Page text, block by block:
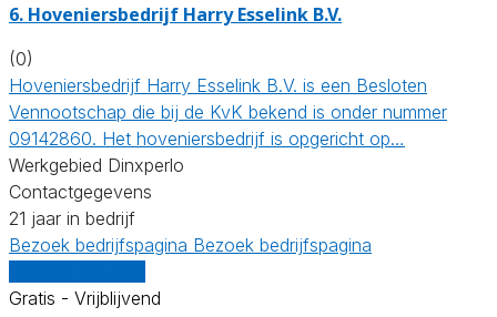
6. Hoveniersbedrijf Harry Esselink B.V.
(0)
Hoveniersbedrijf Harry Esselink B.V. is een Besloten
Vennootschap die bij de KvK bekend is onder nummer
09142860. Het hoveniersbedrijf is opgericht op…
Werkgebied Dinxperlo
Contactgegevens
21 jaar in bedrijf
Bezoek bedrijfspagina Bezoek bedrijfspagina
Gratis - Vrijblijvend